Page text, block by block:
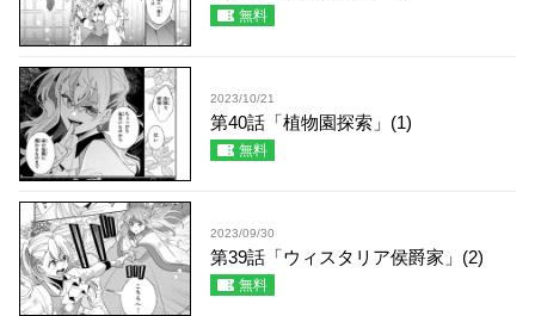
無料
2023/10/21
第40話「植物園探索」(1)
無料
2023/09/30
第39話「ウィスタリア侯爵家」(2)
無料